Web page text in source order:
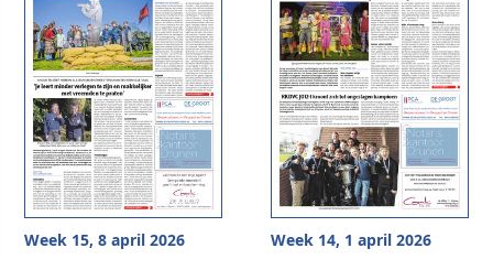
Week 15, 8 april 2026 Week 14, 1 april 2026